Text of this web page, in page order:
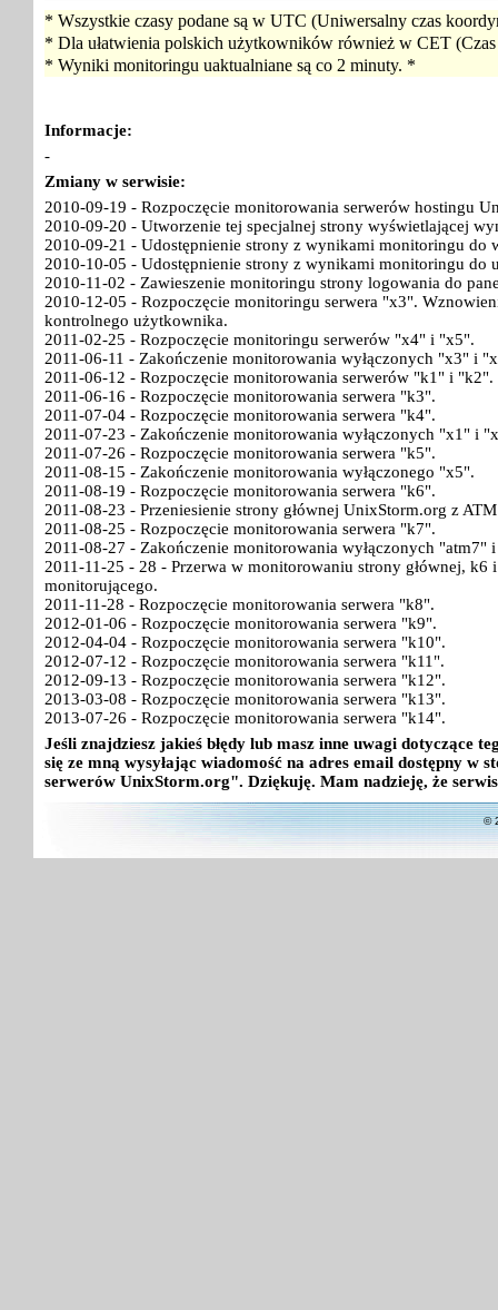
* Wszystkie czasy podane są w UTC (Uniwersalny czas
* Dla ułatwienia polskich użytkowników również w CET
* Wyniki monitoringu uaktualniane są co 2 minuty. *
Informacje:
-
Zmiany w serwisie:
2010-09-19 - Rozpoczęcie monitorowania serwerów hostingu
2010-09-20 - Utworzenie tej specjalnej strony wyświetlającej
2010-09-21 - Udostępnienie strony z wynikami monitoringu do
2010-10-05 - Udostępnienie strony z wynikami monitoringu do
2010-11-02 - Zawieszenie monitoringu strony logowania do
2010-12-05 - Rozpoczęcie monitoringu serwera "x3".
kontrolnego użytkownika.
2011-02-25 - Rozpoczęcie monitoringu serwerów "x4" i "x5".
2011-06-11 - Zakończenie monitorowania wyłączonych "x3" i
2011-06-12 - Rozpoczęcie monitorowania serwerów "k1" i "k2".
2011-06-16 - Rozpoczęcie monitorowania serwera "k3".
2011-07-04 - Rozpoczęcie monitorowania serwera "k4".
2011-07-23 - Zakończenie monitorowania wyłączonych "x1" i
2011-07-26 - Rozpoczęcie monitorowania serwera "k5".
2011-08-15 - Zakończenie monitorowania wyłączonego "x5".
2011-08-19 - Rozpoczęcie monitorowania serwera "k6".
2011-08-23 - Przeniesienie strony głównej UnixStorm.org z
2011-08-25 - Rozpoczęcie monitorowania serwera "k7".
2011-08-27 - Zakończenie monitorowania wyłączonych "atm7"
2011-11-25 - 28 - Przerwa w monitorowaniu strony głównej, k6
monitorującego.
2011-11-28 - Rozpoczęcie monitorowania serwera "k8".
2012-01-06 - Rozpoczęcie monitorowania serwera "k9".
2012-04-04 - Rozpoczęcie monitorowania serwera "k10".
2012-07-12 - Rozpoczęcie monitorowania serwera "k11".
2012-09-13 - Rozpoczęcie monitorowania serwera "k12".
2013-03-08 - Rozpoczęcie monitorowania serwera "k13".
2013-07-26 - Rozpoczęcie monitorowania serwera "k14".
Jeśli znajdziesz jakieś błędy lub masz inne uwagi dotyczące
się ze mną wysyłając wiadomość na adres email dostępny
serwerów UnixStorm.org". Dziękuję. Mam nadzieję, że
©